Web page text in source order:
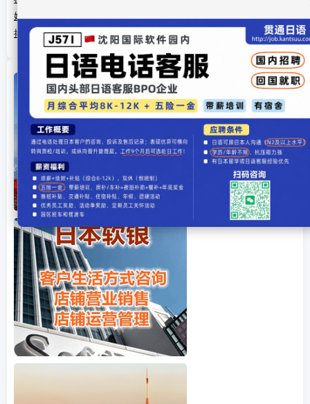
娱乐八卦丨那些嫁给爱情的日本女明星
揭秘：木村拓哉也有“借酒消愁”时 会向朋友倾诉不安